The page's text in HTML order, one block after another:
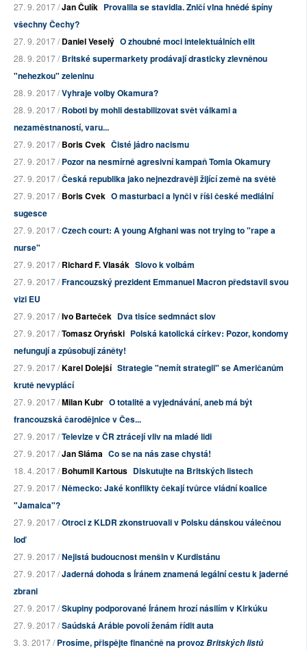
27. 9. 2017 /Jan Čulík Provalila se stavidla. Zničí vlna hnědé špíny
všechny Čechy?
27. 9. 2017 /Daniel Veselý O zhoubné moci intelektuálních elit
28. 9. 2017 /Britské supermarkety prodávají drasticky zlevněnou
"nehezkou" zeleninu
28. 9. 2017 /Vyhraje volby Okamura?
28. 9. 2017 /Roboti by mohli destabilizovat svět válkami a
nezaměstnaností, varu...
27. 9. 2017 /Boris Cvek Čisté jádro nacismu
27. 9. 2017 /Pozor na nesmírně agresivní kampaň Tomia Okamury
27. 9. 2017 /Česká republika jako nejnezdravěji žijící země na světě
27. 9. 2017 /Boris Cvek O masturbaci a lynči v říši české mediální
sugesce
27. 9. 2017 /Czech court: A young Afghani was not trying to "rape a
nurse"
27. 9. 2017 /Richard F. Vlasák Slovo k volbám
27. 9. 2017 /Francouzský prezident Emmanuel Macron představil svou
vizi EU
27. 9. 2017 /Ivo Barteček Dva tisíce sedmnáct slov
27. 9. 2017 /Tomasz Oryński Polská katolická církev: Pozor, kondomy
nefungují a způsobují záněty!
27. 9. 2017 /Karel Dolejší Strategie "nemít strategii" se Američanům
krutě nevyplácí
27. 9. 2017 /Milan Kubr O totalitě a vyjednávání, aneb má být
francouzská čarodějnice v Čes...
27. 9. 2017 /Televize v ČR ztrácejí vliv na mladé lidi
27. 9. 2017 /Jan Sláma Co se na nás zase chystá!
18. 4. 2017 /Bohumil Kartous Diskutujte na Britských listech
27. 9. 2017 /Německo: Jaké konflikty čekají tvůrce vládní koalice
"Jamaica"?
27. 9. 2017 /Otroci z KLDR zkonstruovali v Polsku dánskou válečnou
loď
27. 9. 2017 /Nejistá budoucnost menšin v Kurdistánu
27. 9. 2017 /Jaderná dohoda s Íránem znamená legální cestu k jaderné
zbrani
27. 9. 2017 /Skupiny podporované Íránem hrozí násilím v Kirkúku
27. 9. 2017 /Saúdská Arábie povolí ženám řídit auta
3. 3. 2017 /Prosíme, přispějte finančně na provozBritských listů